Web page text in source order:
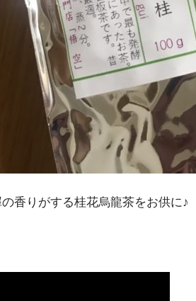
香りがする桂花烏龍茶をお供に♪